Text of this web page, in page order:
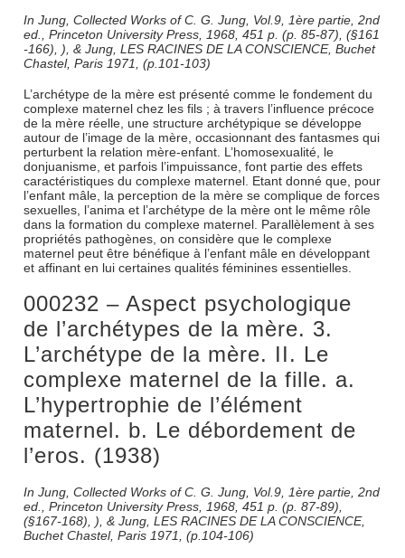
In Jung, Collected Works of C. G. Jung, Vol.9, 1ère partie, 2nd
ed., Princeton University Press, 1968, 451 p. (p. 85-87), (§161
-166), ), & Jung, LES RACINES DE LA CONSCIENCE, Buchet
Chastel, Paris 1971, (p.101-103)
L’archétype de la mère est présenté comme le fondement du
complexe maternel chez les fils ; à travers l’influence précoce
de la mère réelle, une structure archétypique se développe
autour de l’image de la mère, occasionnant des fantasmes qui
perturbent la relation mère-enfant. L’homosexualité, le
donjuanisme, et parfois l’impuissance, font partie des effets
caractéristiques du complexe maternel. Etant donné que, pour
l’enfant mâle, la perception de la mère se complique de forces
sexuelles, l’anima et l’archétype de la mère ont le même rôle
dans la formation du complexe maternel. Parallèlement à ses
propriétés pathogènes, on considère que le complexe
maternel peut être bénéfique à l’enfant mâle en développant
et affinant en lui certaines qualités féminines essentielles.
000232 – Aspect psychologique
de l’archétypes de la mère. 3.
L’archétype de la mère. II. Le
complexe maternel de la fille. a.
L’hypertrophie de l’élément
maternel. b. Le débordement de
l’eros. (1938)
In Jung, Collected Works of C. G. Jung, Vol.9, 1ère partie, 2nd
ed., Princeton University Press, 1968, 451 p. (p. 87-89),
(§167-168), ), & Jung, LES RACINES DE LA CONSCIENCE,
Buchet Chastel, Paris 1971, (p.104-106)